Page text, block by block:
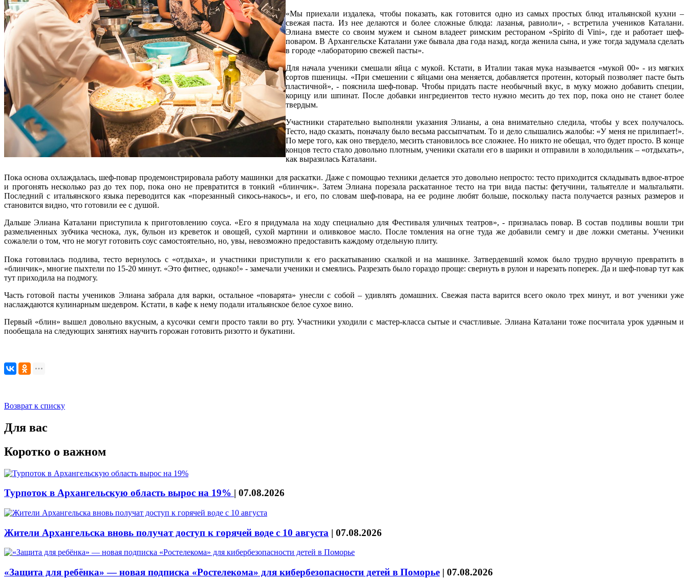
«Мы приехали издалека, чтобы показать, как готовится одно из самых простых блюд итальянской кухни –
свежая паста. Из нее делаются и более сложные блюда: лазанья, равиоли», - встретила учеников Каталани.
Элиана вместе со своим мужем и сыном владеет римским рестораном «Spirito di Vini», где и работает шеф-
поваром. В Архангельске Каталани уже бывала два года назад, когда женила сына, и уже тогда задумала сделать
в городе «лабораторию свежей пасты».
Для начала ученики смешали яйца с мукой. Кстати, в Италии такая мука называется «мукой 00» - из мягких
сортов пшеницы. «При смешении с яйцами она меняется, добавляется протеин, который позволяет пасте быть
пластичной», - пояснила шеф-повар. Чтобы придать пасте необычный вкус, в муку можно добавить специи,
корицу или шпинат. После добавки ингредиентов тесто нужно месить до тех пор, пока оно не станет более
твердым.
Участники старательно выполняли указания Элианы, а она внимательно следила, чтобы у всех получалось.
Тесто, надо сказать, поначалу было весьма рассыпчатым. То и дело слышались жалобы: «У меня не прилипает!».
По мере того, как оно твердело, месить становилось все сложнее. Но никто не обещал, что будет просто. В конце
концов тесто стало довольно плотным, ученики скатали его в шарики и отправили в холодильник – «отдыхать»,
как выразилась Каталани.
Пока основа охлаждалась, шеф-повар продемонстрировала работу машинки для раскатки. Даже с помощью техники делается это довольно непросто: тесто приходится складывать вдвое-втрое
и прогонять несколько раз до тех пор, пока оно не превратится в тонкий «блинчик». Затем Элиана порезала раскатанное тесто на три вида пасты: фетучини, тальятелле и мальтальяти.
Последний с итальянского языка переводится как «порезанный сикось-накось», и его, по словам шеф-повара, на ее родине любят больше, поскольку паста получается разных размеров и
становится видно, что готовили ее с душой.
Дальше Элиана Каталани приступила к приготовлению соуса. «Его я придумала на ходу специально для Фестиваля уличных театров», - призналась повар. В состав подливы вошли три
размельченных зубчика чеснока, лук, бульон из креветок и овощей, сухой мартини и оливковое масло. После томления на огне туда же добавили семгу и две ложки сметаны. Ученики
сожалели о том, что не могут готовить соус самостоятельно, но, увы, невозможно предоставить каждому отдельную плиту.
Пока готовилась подлива, тесто вернулось с «отдыха», и участники приступили к его раскатыванию скалкой и на машинке. Затвердевший комок было трудно вручную превратить в
«блинчик», многие пыхтели по 15-20 минут. «Это фитнес, однако!» - замечали ученики и смеялись. Разрезать было гораздо проще: свернуть в рулон и нарезать поперек. Да и шеф-повар тут как
тут приходила на подмогу.
Часть готовой пасты учеников Элиана забрала для варки, остальное «поварята» унесли с собой – удивлять домашних. Свежая паста варится всего около трех минут, и вот ученики уже
наслаждаются кулинарным шедевром. Кстати, в кафе к нему подали итальянское белое сухое вино.
Первый «блин» вышел довольно вкусным, а кусочки семги просто таяли во рту. Участники уходили с мастер-класса сытые и счастливые. Элиана Каталани тоже посчитала урок удачным и
пообещала на следующих занятиях научить горожан готовить ризотто и букатини.
Возврат к списку
Для вас
Коротко о важном
Турпоток в Архангельскую область вырос на 19% | 07.08.2026
Жители Архангельска вновь получат доступ к горячей воде с 10 августа | 07.08.2026
«Защита для ребёнка» — новая подписка «Ростелекома» для кибербезопасности детей в Поморье | 07.08.2026